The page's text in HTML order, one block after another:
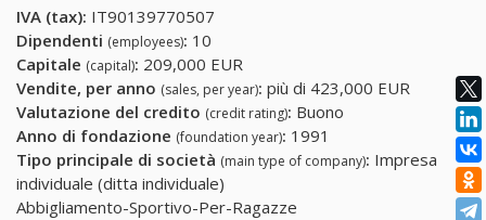
IVA (tax): IT90139770507
Dipendenti (employees): 10
Capitale (capital): 209,000 EUR
Vendite, per anno (sales, per year): più di 423,000 EUR
Valutazione del credito (credit rating): Buono
Anno di fondazione (foundation year): 1991
Tipo principale di società (main type of company): Impresa
individuale (ditta individuale)
Abbigliamento-Sportivo-Per-Ragazze